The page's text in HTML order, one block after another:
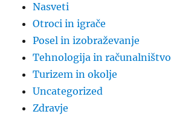
Nasveti
Otroci in igrače
Posel in izobraževanje
Tehnologija in računalništvo
Turizem in okolje
Uncategorized
Zdravje